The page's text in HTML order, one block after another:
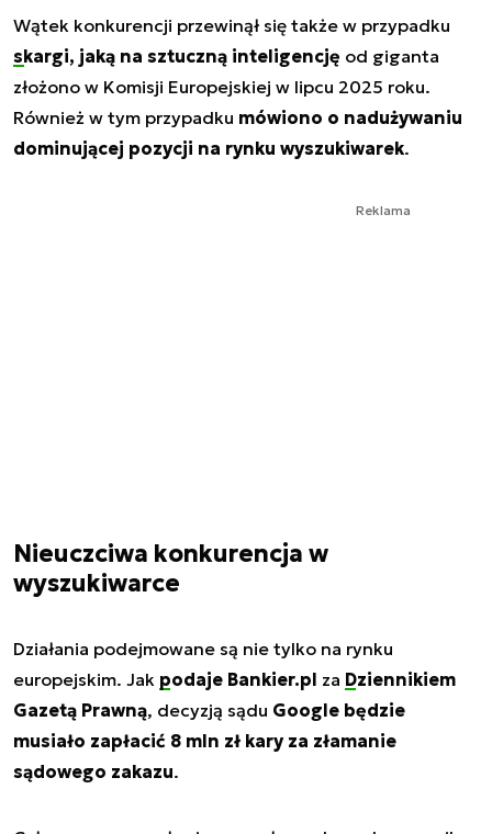
Wątek konkurencji przewinął się także w przypadku
skargi, jaką na sztuczną inteligencję od giganta
złożono w Komisji Europejskiej w lipcu 2025 roku.
Również w tym przypadku mówiono o nadużywaniu
dominującej pozycji na rynku wyszukiwarek.
Reklama
Nieuczciwa konkurencja w
wyszukiwarce
Działania podejmowane są nie tylko na rynku
europejskim. Jak podaje Bankier.pl za Dziennikiem
Gazetą Prawną, decyzją sądu Google będzie
musiało zapłacić 8 mln zł kary za złamanie
sądowego zakazu.